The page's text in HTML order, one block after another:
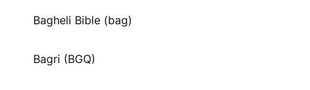
Bagheli Bible (bag)
Bagri (BGQ)